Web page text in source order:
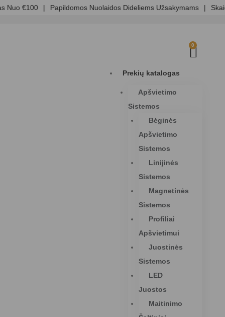
€100 | Papildomos Nuolaidos Dideliems Užsakymams |
0
Prekių katalogas
Apšvietimo
Sistemos
Bėginės
Apšvietimo
Sistemos
Linijinės
Sistemos
Magnetinės
Sistemos
Profiliai
Apšvietimui
Juostinės
Sistemos
LED
Juostos
Maitinimo